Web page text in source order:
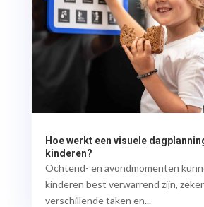
Hoe werkt een visuele
kinderen?
Ochtend- en avondmomenten
kinderen best verwarrend zijn,
verschillende taken en...